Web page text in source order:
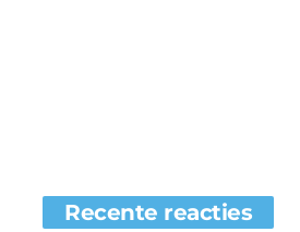
Recente reacties